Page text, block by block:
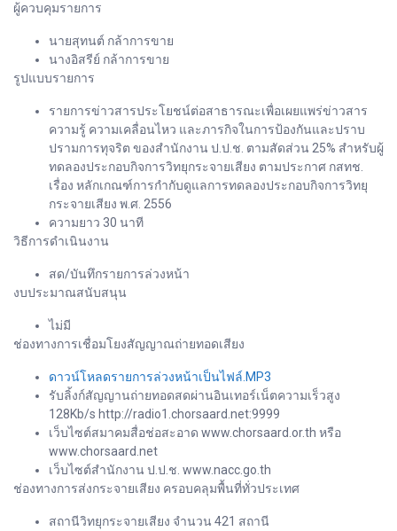
ผู้ควบคุมรายการ
นายสุทนต์ กล้าการขาย
นางอิสรีย์ กล้าการขาย
รูปแบบรายการ
รายการข่าวสารประโยชน์ต่อสาธารณะเพื่อเผยแพร่ข่าวสาร
ความรู้ ความเคลื่อนไหว และภารกิจในการป้องกันและปราบ
ปรามการทุจริต ของสำนักงาน ป.ป.ช. ตามสัดส่วน 25% สำหรับผู้
ทดลองประกอบกิจการวิทยุกระจายเสียง ตามประกาศ กสทช.
เรื่อง หลักเกณฑ์การกำกับดูแลการทดลองประกอบกิจการวิทยุ
กระจายเสียง พ.ศ. 2556
ความยาว 30 นาที
วิธีการดำเนินงาน
สด/บันทึกรายการล่วงหน้า
งบประมาณสนับสนุน
ไม่มี
ช่องทางการเชื่อมโยงสัญญาณถ่ายทอดเสียง
ดาวน์โหลดรายการล่วงหน้าเป็นไฟล์.MP3
รับลิ้งก์สัญญานถ่ายทอดสดผ่านอินเทอร์เน็ตความเร็วสูง
128Kb/s http://radio1.chorsaard.net:9999
เว็บไซต์สมาคมสื่อช่อสะอาด www.chorsaard.or.th หรือ
www.chorsaard.net
เว็บไซต์สำนักงาน ป.ป.ช. www.nacc.go.th
ช่องทางการส่งกระจายเสียง ครอบคลุมพื้นที่ทั่วประเทศ
สถานีวิทยุกระจายเสียง จำนวน 421 สถานี